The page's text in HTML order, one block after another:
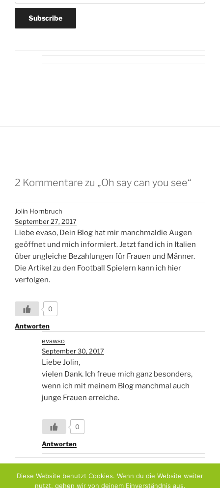
2 Kommentare zu „Oh say can you see“
Jolin Hornbruch
September 27, 2017
Liebe evaso, Dein Blog hat mir manchmaldie Augen
geöffnet und mich informiert. Jetzt fand ich in Italien
über ungleiche Bezahlungen für Frauen und Männer.
Die Artikel zu den Football Spielern kann ich hier
verfolgen.
0
Antworten
evawso
September 30, 2017
Liebe Jolin,
vielen Dank. Ich freue mich ganz besonders,
wenn ich mit meinem Blog manchmal auch
junge Frauen erreiche.
0
Antworten
Diese Website benutzt Cookies. Wenn du die Website weiter
nutzt, gehen wir von deinem Einverständnis aus.